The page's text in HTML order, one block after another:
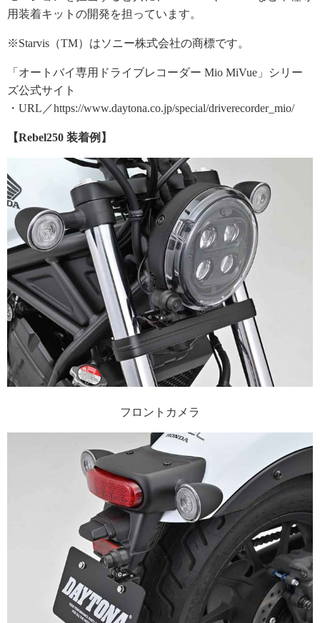
用装着キットの開発を担っています。
※Starvis（TM）はソニー株式会社の商標です。
「オートバイ専用ドライブレコーダー Mio MiVue」シリー
ズ公式サイト
・URL／https://www.daytona.co.jp/special/driverecorder_mio/
【Rebel250 装着例】
フロントカメラ